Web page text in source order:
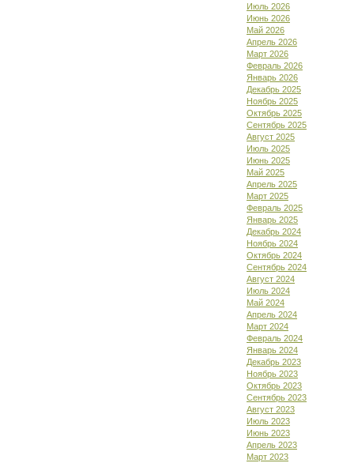
Июль 2026
Июнь 2026
Май 2026
Апрель 2026
Март 2026
Февраль 2026
Январь 2026
Декабрь 2025
Ноябрь 2025
Октябрь 2025
Сентябрь 2025
Август 2025
Июль 2025
Июнь 2025
Май 2025
Апрель 2025
Март 2025
Февраль 2025
Январь 2025
Декабрь 2024
Ноябрь 2024
Октябрь 2024
Сентябрь 2024
Август 2024
Июль 2024
Май 2024
Апрель 2024
Март 2024
Февраль 2024
Январь 2024
Декабрь 2023
Ноябрь 2023
Октябрь 2023
Сентябрь 2023
Август 2023
Июль 2023
Июнь 2023
Апрель 2023
Март 2023